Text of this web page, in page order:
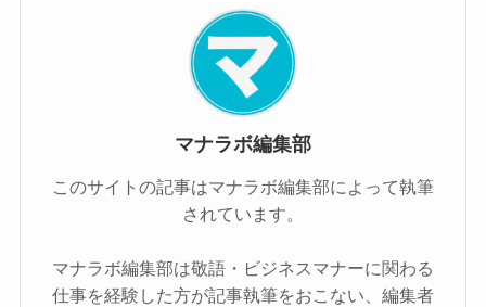
マナラボ編集部
このサイトの記事はマナラボ編集部によって執筆
されています。
マナラボ編集部は敬語・ビジネスマナーに関わる
仕事を経験した方が記事執筆をおこない、編集者